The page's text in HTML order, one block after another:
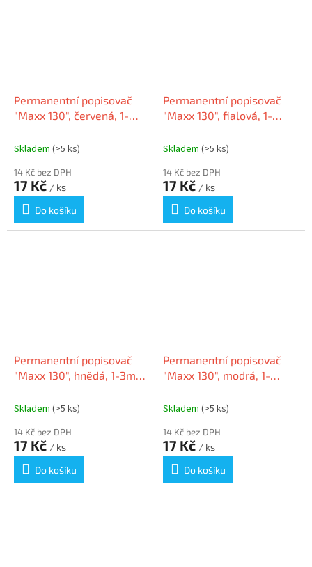
Permanentní popisovač
"Maxx 130", červená, 1-
SCHNEIDER
Skladem (>5 ks)
14 Kč bez DPH
17 Kč / ks
Do košíku
Permanentní popisovač
"Maxx 130", fialová, 1-
SCHNEIDER
Skladem (>5 ks)
14 Kč bez DPH
17 Kč / ks
Do košíku
Permanentní popisovač
"Maxx 130", hnědá, 1-3mm,
Skladem (>5 ks)
14 Kč bez DPH
17 Kč / ks
Do košíku
Permanentní popisovač
"Maxx 130", modrá, 1-
SCHNEIDER
Skladem (>5 ks)
14 Kč bez DPH
17 Kč / ks
Do košíku